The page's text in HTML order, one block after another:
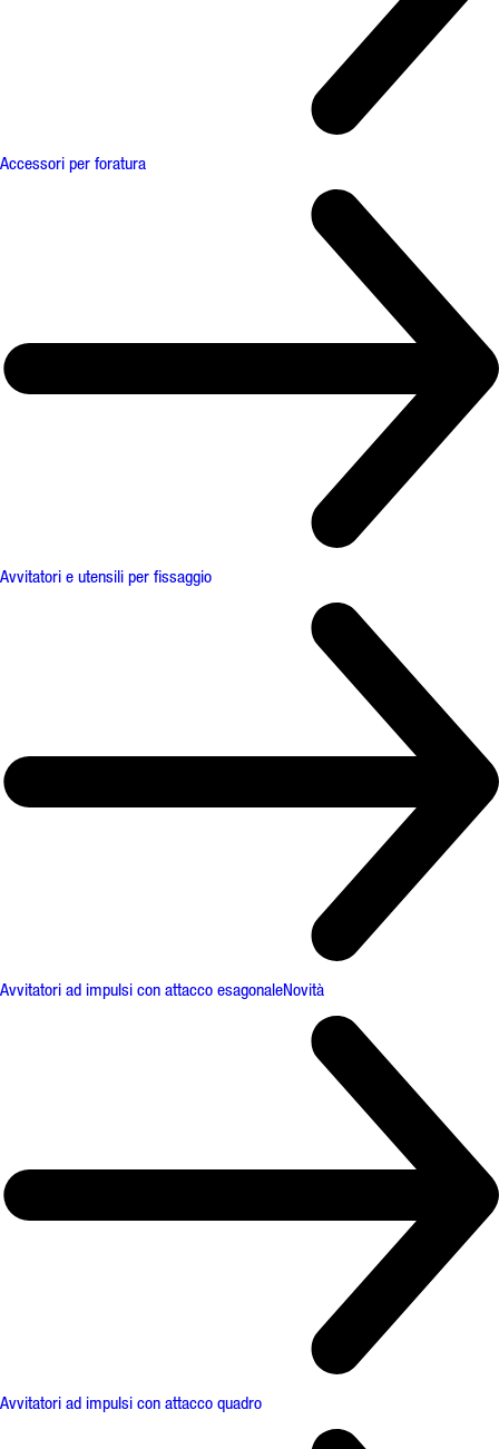
Accessori per foratura
Avvitatori e utensili per fissaggio
Avvitatori ad impulsi con attacco esagonaleNovità
Avvitatori ad impulsi con attacco quadro